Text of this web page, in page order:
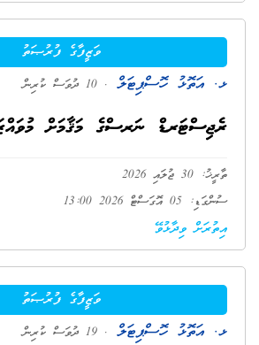
ވަޒީފާގެ ފުރުޞަތު
ޅ. އަތޮޅު ހޮސްޕިޓަލް . 10 ދުވަސް ކުރިން
ރެޖިސްޓަރޑް ނަރސްގެ މަޤާމަށް
ތާރީޚު: 30 ޖުލައި 2026
ސުންގަޑި: 05 އޮގަސްޓް 2026 13:00
އިތުރަށް ވިދާޅުވޭ
ވަޒީފާގެ ފުރުޞަތު
ޅ. އަތޮޅު ހޮސްޕިޓަލް . 19 ދުވަސް ކުރިން